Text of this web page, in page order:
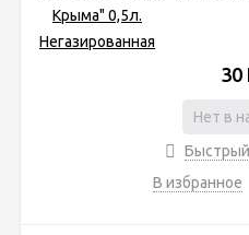
30
Нет в
В избранное